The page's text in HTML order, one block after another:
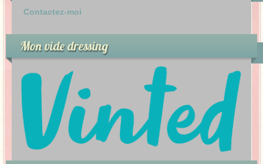
Contactez-moi
Mon vide dressing